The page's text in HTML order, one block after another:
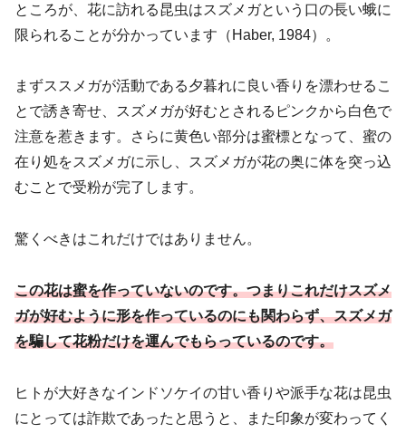
ところが、花に訪れる昆虫はスズメガという口の長い蛾に
限られることが分かっています（Haber, 1984）。
まずススメガが活動である夕暮れに良い香りを漂わせるこ
とで誘き寄せ、スズメガが好むとされるピンクから白色で
注意を惹きます。さらに黄色い部分は蜜標となって、蜜の
在り処をスズメガに示し、スズメガが花の奥に体を突っ込
むことで受粉が完了します。
驚くべきはこれだけではありません。
この花は蜜を作っていないのです。つまりこれだけスズメ
ガが好むように形を作っているのにも関わらず、スズメガ
を騙して花粉だけを運んでもらっているのです。
ヒトが大好きなインドソケイの甘い香りや派手な花は昆虫
にとっては詐欺であったと思うと、また印象が変わってく